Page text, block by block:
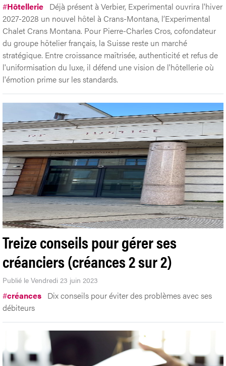
#Hôtellerie Déjà présent à Verbier, Experimental ouvrira l'hiver
2027-2028 un nouvel hôtel à Crans-Montana, l’Experimental
Chalet Crans Montana. Pour Pierre-Charles Cros, cofondateur
du groupe hôtelier français, la Suisse reste un marché
stratégique. Entre croissance maîtrisée, authenticité et refus de
l'uniformisation du luxe, il défend une vision de l'hôtellerie où
l'émotion prime sur les standards.
Treize conseils pour gérer ses
créanciers (créances 2 sur 2)
Publié le Vendredi 23 juin 2023
#créances Dix conseils pour éviter des problèmes avec ses
débiteurs